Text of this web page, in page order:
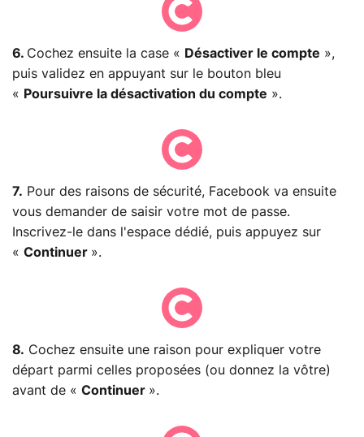
6. Cochez ensuite la case « Désactiver le compte »,
puis validez en appuyant sur le bouton bleu
« Poursuivre la désactivation du compte ».
7. Pour des raisons de sécurité, Facebook va ensuite
vous demander de saisir votre mot de passe.
Inscrivez-le dans l'espace dédié, puis appuyez sur
« Continuer ».
8. Cochez ensuite une raison pour expliquer votre
départ parmi celles proposées (ou donnez la vôtre)
avant de « Continuer ».